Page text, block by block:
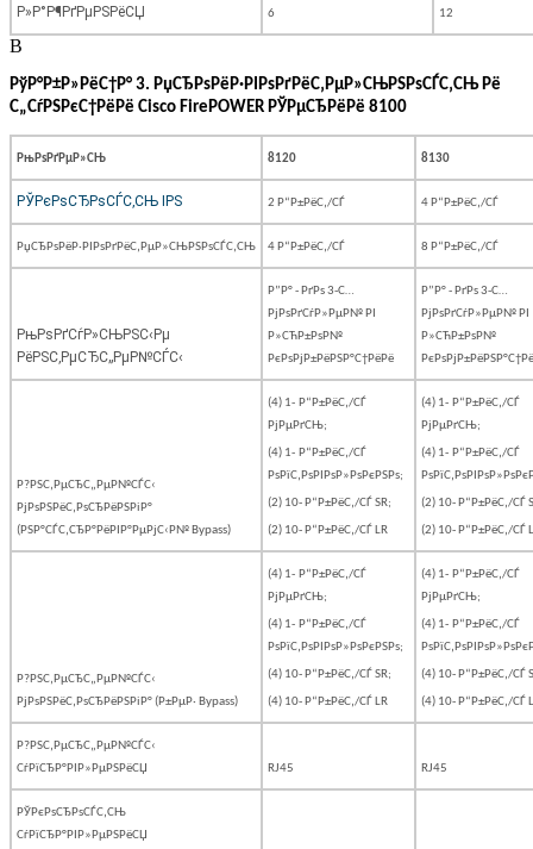
Р»Р°Р¶РґРµРЅРёСЏ
6 12
В
РўР°Р±Р»РёС†Р° 3. РџСЂРѕРёР·РІРѕРґРёС‚РµР»СЊРЅРѕСЃС‚СЊ Рё
С„СѓРЅРєС†РёРё Cisco FirePOWER РЎРµСЂРёРё 8100
РњРѕРґРµР»СЊ 8120 8130
РЎРєРѕСЂРѕСЃС‚СЊ IPS 2 Р“Р±РёС‚/СЃ 4 Р“Р±РёС‚/СЃ
РџСЂРѕРёР·РІРѕРґРёС‚РµР»СЊРЅРѕСЃС‚СЊ 4 Р“Р±РёС‚/СЃ 8 Р“Р±РёС‚/СЃ
РњРѕРґСѓР»СЊРЅС‹Рµ
РёРЅС‚РµСЂС„РµР№СЃС‹
Р”Р° - РґРѕ 3-С…
РјРѕРґСѓР»РµР№ РІ
Р»СЋР±РѕР№
РєРѕРјР±РёРЅР°С†РёРё
Р”Р° - РґРѕ 3-С…
РјРѕРґСѓР»РµР№ РІ
Р»СЋР±РѕР№
Р?РЅС‚РµСЂС„РµР№СЃС‹
РјРѕРЅРёС‚РѕСЂРёРЅРіР°
(РЅР°СЃС‚СЂР°РёРІР°РµРјС‹Р№ Bypass)
(4) 1- Р“Р±РёС‚/СЃ
РјРµРґСЊ;
(4) 1- Р“Р±РёС‚/СЃ
РѕРїС‚РѕРІРѕР»РѕРєРЅРѕ;
(2) 10- Р“Р±РёС‚/СЃ SR;
(2) 10- Р“Р±РёС‚/СЃ LR
(4) 1- Р“Р±РёС‚/СЃ
РјРµРґСЊ;
(4) 1- Р“Р±РёС‚/СЃ
(2) 10- Р“Р±РёС‚/СЃ
(2) 10- Р“Р±РёС‚/СЃ
Р?РЅС‚РµСЂС„РµР№СЃС‹
РјРѕРЅРёС‚РѕСЂРёРЅРіР° (Р±РµР· Bypass)
(4) 1- Р“Р±РёС‚/СЃ
РјРµРґСЊ;
(4) 1- Р“Р±РёС‚/СЃ
РѕРїС‚РѕРІРѕР»РѕРєРЅРѕ;
(4) 10- Р“Р±РёС‚/СЃ SR;
(4) 10- Р“Р±РёС‚/СЃ LR
(4) 1- Р“Р±РёС‚/СЃ
РјРµРґСЊ;
(4) 1- Р“Р±РёС‚/СЃ
(4) 10- Р“Р±РёС‚/СЃ
(4) 10- Р“Р±РёС‚/СЃ
Р?РЅС‚РµСЂС„РµР№СЃС‹
СѓРїСЂР°РІР»РµРЅРёСЏ
RJ45 RJ45
РЎРєРѕСЂРѕСЃС‚СЊ
СѓРїСЂР°РІР»РµРЅРёСЏ